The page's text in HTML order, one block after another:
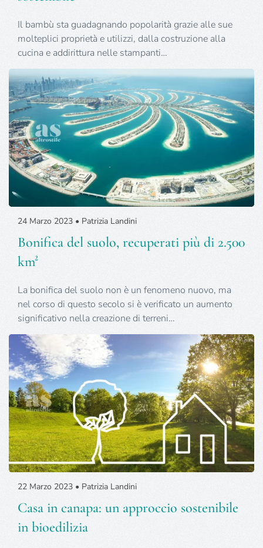
Il bambù sta guadagnando popolarità grazie alle sue
molteplici proprietà e utilizzi, dalla costruzione alla
cucina e addirittura nelle stampanti…
24 Marzo 2023 • Patrizia Landini
Bonifica del suolo, recuperati più di 2.500
km²
La bonifica del suolo non è un fenomeno nuovo, ma
nel corso di questo secolo si è verificato un aumento
significativo nella creazione di terreni…
22 Marzo 2023 • Patrizia Landini
Casa in canapa: un approccio sostenibile
in bioedilizia